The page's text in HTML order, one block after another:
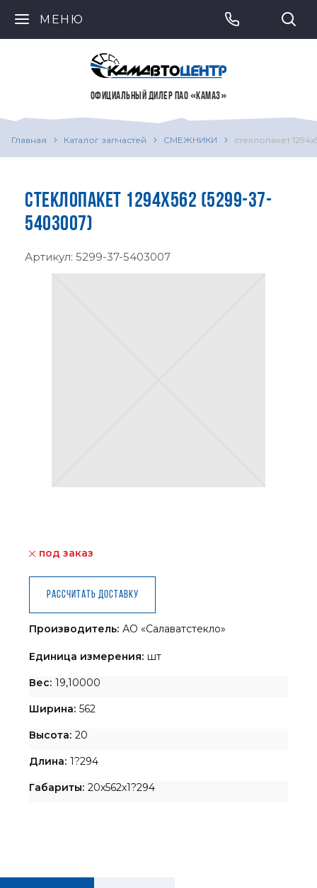
МЕНЮ
ОФИЦИАЛЬНЫЙ ДИЛЕР ПАО «КАМАЗ»
Главная Каталог запчастей СМЕЖНИКИ стеклопакет
СТЕКЛОПАКЕТ 1294Х562 (5299-37-
5403007)
Артикул: 5299-37-5403007
под заказ
Рассчитать доставку
Производитель: АО «Салаватстекло»
Единица измерения: шт
Вес: 19,10000
Ширина: 562
Высота: 20
Длина: 1?294
Габариты: 20x562x1?294